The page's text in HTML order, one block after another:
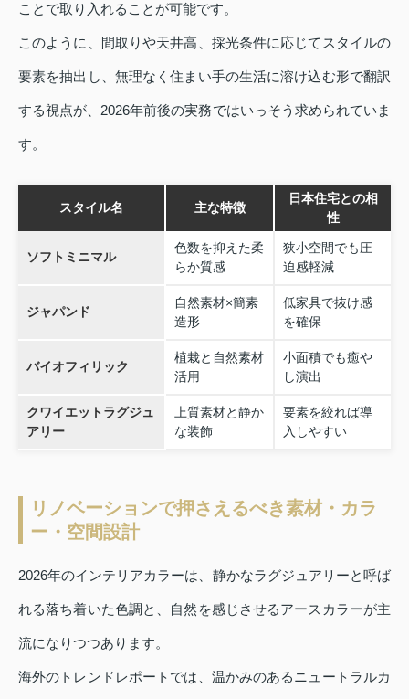
ことで取り入れることが可能です。
このように、間取りや天井高、採光条件に応じてスタイルの
要素を抽出し、無理なく住まい手の生活に溶け込む形で翻訳
する視点が、2026年前後の実務ではいっそう求められていま
す。
スタイル名 主な特徴
日本住宅との相
性
ソフトミニマル
色数を抑えた柔
らか質感
狭小空間でも圧
迫感軽減
ジャパンド
自然素材×簡素
造形
低家具で抜け感
を確保
バイオフィリック
植栽と自然素材
活用
小面積でも癒や
し演出
クワイエットラグジュ
アリー
上質素材と静か
な装飾
要素を絞れば導
入しやすい
リノベーションで押さえるべき素材・カラ
ー・空間設計
2026年のインテリアカラーは、静かなラグジュアリーと呼ば
れる落ち着いた色調と、自然を感じさせるアースカラーが主
流になりつつあります。
海外のトレンドレポートでは、温かみのあるニュートラルカ